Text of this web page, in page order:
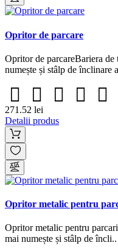
Opritor de parcare
Opritor de parcareBariera de
numește și stâlp de înclinare
271.52 lei
Detalii produs
Opritor metalic pentru
Opritor metalic pentru
mai numește și stâlp de încli..